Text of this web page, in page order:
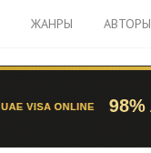
ЖАНРЫ АВТОРЫ